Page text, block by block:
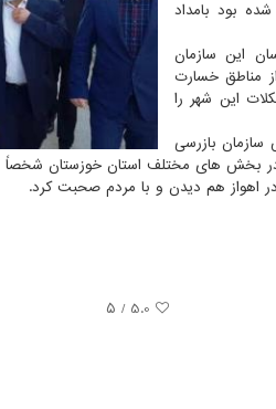
بود بامداد
این سازمان
مناطق خسارت
این شهر را
بازرسی
در بخش های مختلف استان خوزستان شخصاً
اهواز هم دیدن و با مردم صحبت کرد.
5.0 / ۵